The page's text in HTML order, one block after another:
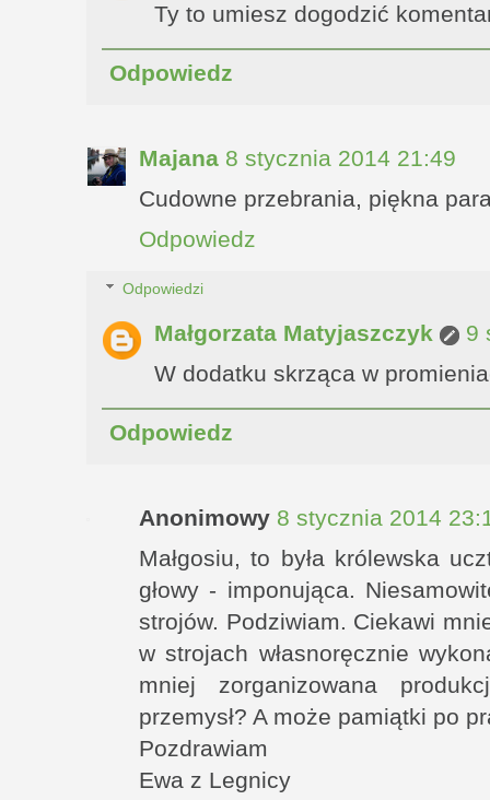
Ty to umiesz dogodzić
Odpowiedz
Majana 8 stycznia 2014 21:49
Cudowne przebrania, piękna
Odpowiedz
Odpowiedzi
Małgorzata Matyjaszczyk
9
W dodatku skrząca w
Odpowiedz
Anonimowy 8 stycznia 2014
Małgosiu, to była królewska
głowy - imponująca.
strojów. Podziwiam. Ciekawi
w strojach własnoręcznie
mniej zorganizowana
przemysł? A może pamiątki po
Pozdrawiam
Ewa z Legnicy